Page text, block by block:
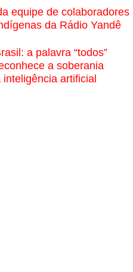
equipe de colaboradores
da Rádio Yandê
a palavra “todos”
a soberania
inteligência artificial